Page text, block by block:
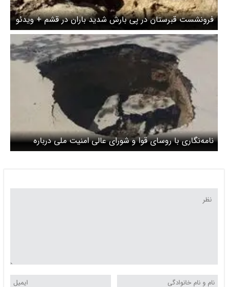
فرونشست قبرستان در پی بارش شدید باران در قشم + ویدئو
نامه‌نگاری‌ با روسای قوا و شورای عالی امنیت ملی درباره
فرونشست زمین در تهران